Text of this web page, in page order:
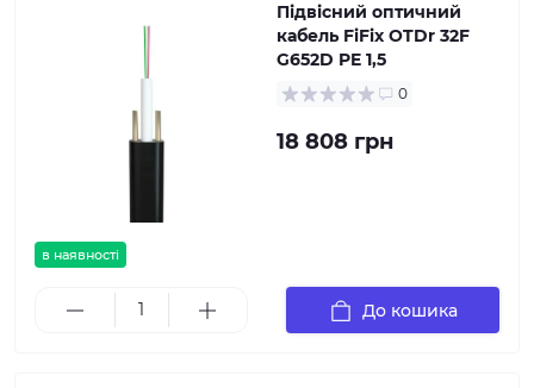
в наявності
Підвісний оптичний
кабель FiFix OTDr 32F
G652D PE 1,5
0
18 808 грн
До кошика